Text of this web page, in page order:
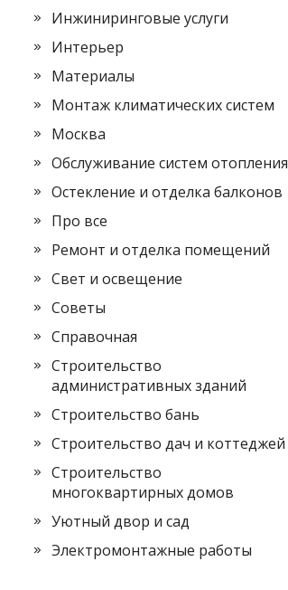
Инжиниринговые услуги
Интерьер
Материалы
Монтаж климатических систем
Москва
Обслуживание систем отопления
Остекление и отделка балконов
Про все
Ремонт и отделка помещений
Свет и освещение
Советы
Справочная
Строительство
административных зданий
Строительство бань
Строительство дач и коттеджей
Строительство
многоквартирных домов
Уютный двор и сад
Электромонтажные работы